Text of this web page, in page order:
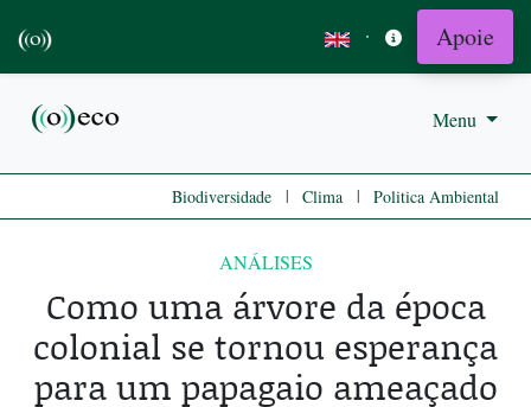
· Apoie
Menu
Biodiversidade | Clima | Politica Ambiental
ANÁLISES
Como uma árvore da época
colonial se tornou esperança
para um papagaio ameaçado